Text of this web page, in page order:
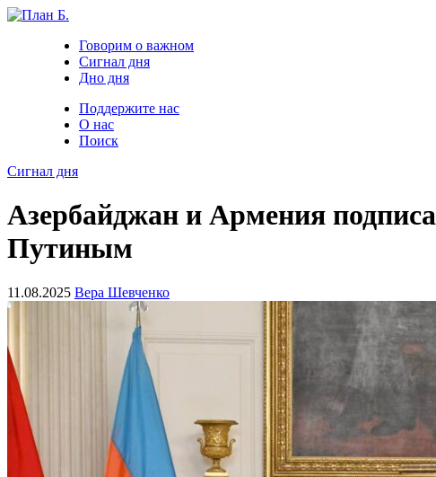
Говорим о важном
Сигнал дня
Дно дня
Поддержите нас
О нас
Поиск
Сигнал дня
Азербайджан и Армения
Путиным
11.08.2025 Вера Шевченко